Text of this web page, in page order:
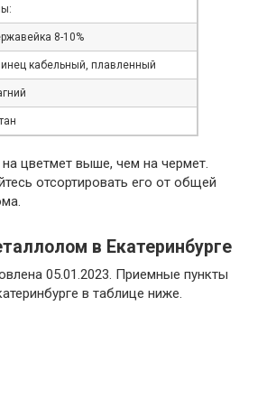
8-10%
кабельный, плавленный
цветмет выше, чем на чермет.
отсортировать его от общей
в Екатеринбурге
05.01.2023. Приемные пункты
в таблице ниже.